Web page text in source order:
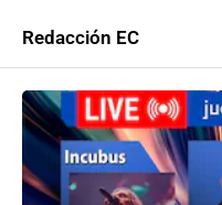
Redacción EC